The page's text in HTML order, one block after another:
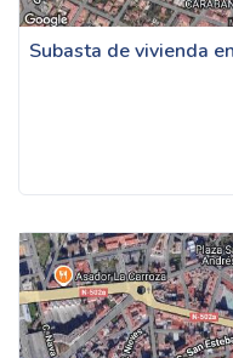
Subasta de vivienda